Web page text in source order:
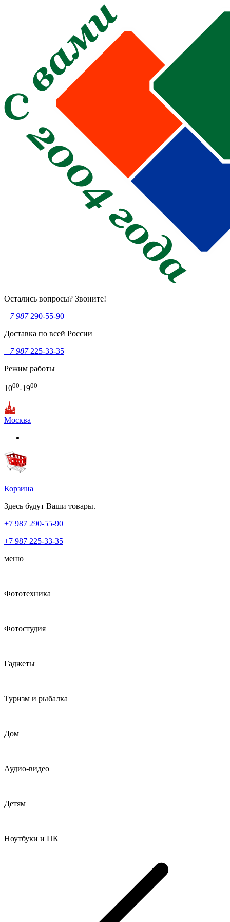
Остались вопросы? Звоните!
+7 987290-55-90
Доставка по всей России
+7 987225-33-35
Режим работы
1000-1900
Москва
Корзина
Здесь будут Ваши товары.
+7 987 290-55-90
+7 987 225-33-35
меню
Фототехника
Фотостудия
Гаджеты
Туризм и рыбалка
Дом
Аудио-видео
Детям
Ноутбуки и ПК